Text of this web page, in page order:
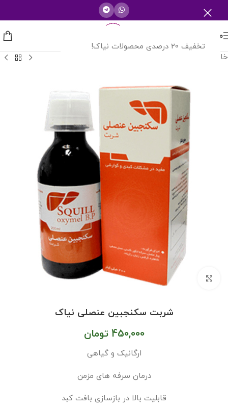
تخفیف 20 درصدی محصولات نیاک!
منو
خانه
بزرگنمایی تصویر
شربت سکنجبین عنصلی نیاک
450,000 تومان
ارگانیک و گیاهی
درمان سرفه های مزمن
قابلیت بالا در بازسازی بافت کبد